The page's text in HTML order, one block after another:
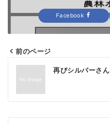
Facebook
投
ナ
ビ
前のページ
再びシルバーさん